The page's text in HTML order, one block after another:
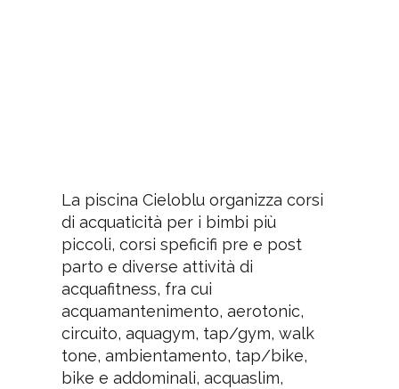
La piscina Cieloblu organizza corsi
di acquaticità per i bimbi più
piccoli, corsi speficifi pre e post
parto e diverse attività di
acquafitness, fra cui
acquamantenimento, aerotonic,
circuito, aquagym, tap/gym, walk
tone, ambientamento, tap/bike,
bike e addominali, acquaslim,